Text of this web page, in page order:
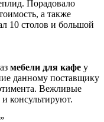
Порадовало
а также
10 столов и большой
мебели для кафе у
данному поставщику
Вежливые
консультируют.